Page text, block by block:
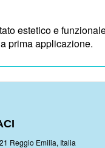
estetico e
prima applicazione.
Reggio Emilia, Italia